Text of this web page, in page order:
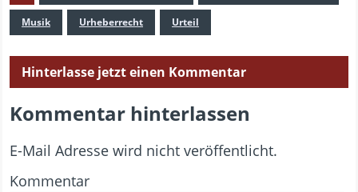
Musik Urheberrecht Urteil
Hinterlasse jetzt einen Kommentar
Kommentar hinterlassen
E-Mail Adresse wird nicht veröffentlicht.
Kommentar